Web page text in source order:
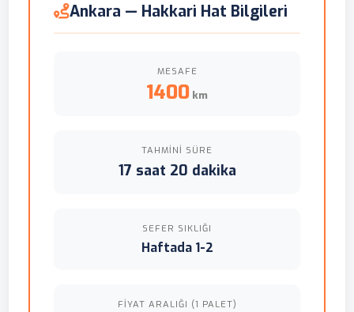
Ankara — Hakkari Hat Bilgileri
MESAFE
1400 km
TAHMINI SÜRE
17 saat 20 dakika
SEFER SIKLIĞI
Haftada 1-2
FIYAT ARALIĞI (1 PALET)